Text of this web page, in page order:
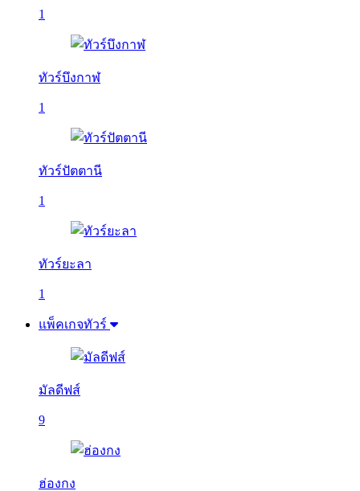
1
ทัวร์บึงกาฬ
1
ทัวร์ปัตตานี
1
ทัวร์ยะลา
1
แพ็คเกจทัวร์
มัลดีฟส์
9
ฮ่องกง